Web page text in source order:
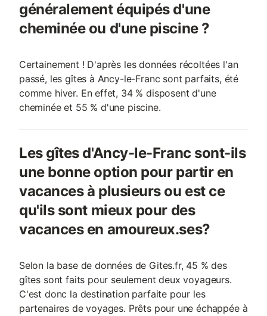
généralement équipés d'une
cheminée ou d'une piscine ?
Certainement ! D'après les données récoltées l'an
passé, les gîtes à Ancy-le-Franc sont parfaits, été
comme hiver. En effet, 34 % disposent d'une
cheminée et 55 % d'une piscine.
Les gîtes d'Ancy-le-Franc sont-ils
une bonne option pour partir en
vacances à plusieurs ou est ce
qu'ils sont mieux pour des
vacances en amoureux.ses?
Selon la base de données de Gites.fr, 45 % des
gîtes sont faits pour seulement deux voyageurs.
C'est donc la destination parfaite pour les
partenaires de voyages. Prêts pour une échappée à